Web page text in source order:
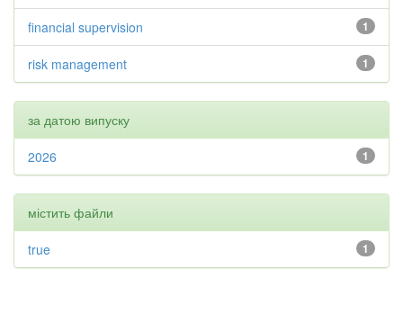
1
financial supervision
1
risk management
за датою випуску
1
2026
містить файли
1
true